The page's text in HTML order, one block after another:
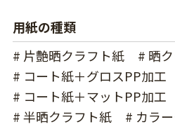
用紙の種類
# 片艶晒クラフト紙
# 晒
# コート紙＋グロスPP加工
# コート紙＋マットPP加工
# 半晒クラフト紙
# カラ